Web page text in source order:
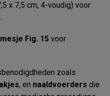
x 7,5 cm, 4-voudig) voor
Fig. 15 voor
zoals
, en naaldvoerders die